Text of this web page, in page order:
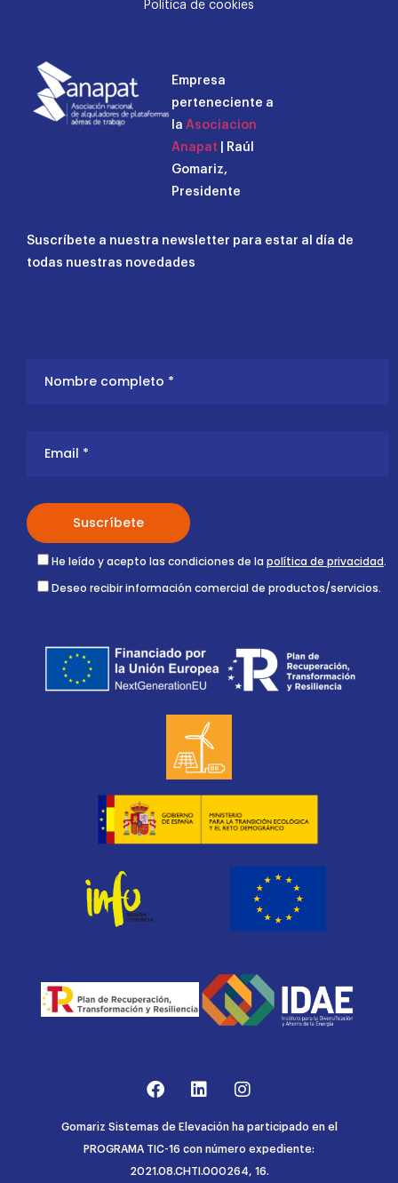
Política de cookies
Empresa
perteneciente a
la Asociacion
Anapat | Raúl
Gomariz,
Presidente
Suscríbete a nuestra newsletter para estar al día de
todas nuestras novedades
He leído y acepto las condiciones de la política de privacidad.
Deseo recibir información comercial de productos/servicios.
Gomariz Sistemas de Elevación ha participado en el
PROGRAMA TIC-16 con número expediente:
2021.08.CHTI.000264, 16.